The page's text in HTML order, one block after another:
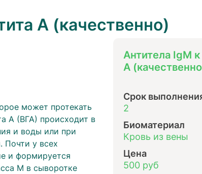
А (качественно)
Антитела IgM
А
Срок
2
Биоматериал
Кровь из вены
Цена
500 руб
может протекать
А (ВГА) происходит в
и воды или при
Почти у всех
и формируется
M в сыворотке